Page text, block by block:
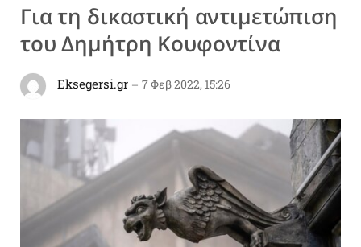
Για τη δικαστική αντιμετώπιση
του Δημήτρη Κουφοντίνα
Eksegersi.gr 7 Φεβ 2022, 15:26